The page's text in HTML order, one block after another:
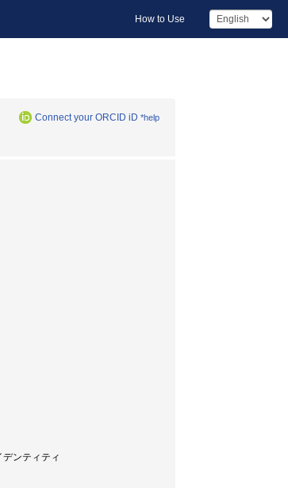
How to Use
Connect your ORCID iD *help
ンティティ